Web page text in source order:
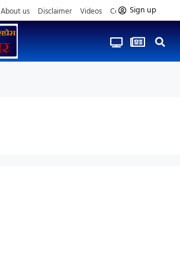
About us Disclaimer Videos Contact us
Sign up